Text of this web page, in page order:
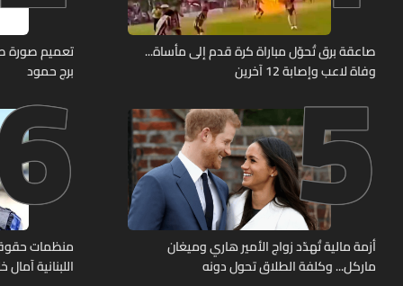
صاعقة برق تُحوّل مباراة كرة قدم إلى مأساة...
وفاة لاعب وإصابة 12 آخرين
برج حمود
5
أزمة مالية تُهدّد زواج الأمير هاري وميغان
ماركل... وكلفة الطلاق تحول دونه
منظمات
اللبنانية